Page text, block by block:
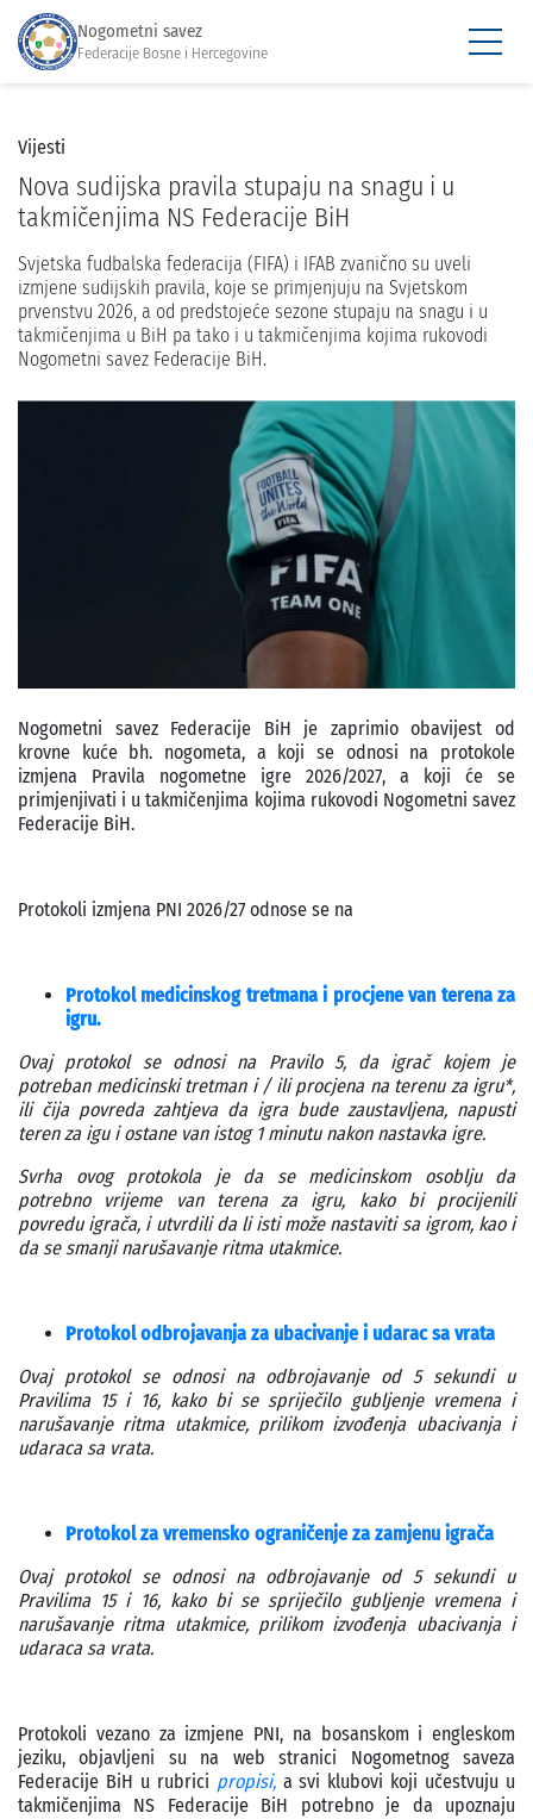
Nogometni savez
Federacije Bosne i Hercegovine
Vijesti
Nova sudijska pravila stupaju na snagu i u
takmičenjima NS Federacije BiH
Svjetska fudbalska federacija (FIFA) i IFAB zvanično su uveli
izmjene sudijskih pravila, koje se primjenjuju na Svjetskom
prvenstvu 2026, a od predstojeće sezone stupaju na snagu i u
takmičenjima u BiH pa tako i u takmičenjima kojima rukovodi
Nogometni savez Federacije BiH.
Nogometni savez Federacije BiH je zaprimio obavijest od
krovne kuće bh. nogometa, a koji se odnosi na protokole
izmjena Pravila nogometne igre 2026/2027, a koji će se
primjenjivati i u takmičenjima kojima rukovodi Nogometni savez
Federacije BiH.
Protokoli izmjena PNI 2026/27 odnose se na
Protokol medicinskog tretmana i procjene van terena za
igru.
Ovaj protokol se odnosi na Pravilo 5, da igrač kojem je
potreban medicinski tretman i / ili procjena na terenu za igru*,
ili čija povreda zahtjeva da igra bude zaustavljena, napusti
teren za igu i ostane van istog 1 minutu nakon nastavka igre.
Svrha ovog protokola je da se medicinskom osoblju da
potrebno vrijeme van terena za igru, kako bi procijenili
povredu igrača, i utvrdili da li isti može nastaviti sa igrom, kao i
da se smanji narušavanje ritma utakmice.
Protokol odbrojavanja za ubacivanje i udarac sa vrata
Ovaj protokol se odnosi na odbrojavanje od 5 sekundi u
Pravilima 15 i 16, kako bi se spriječilo gubljenje vremena i
narušavanje ritma utakmice, prilikom izvođenja ubacivanja i
udaraca sa vrata.
Protokol za vremensko ograničenje za zamjenu igrača
Ovaj protokol se odnosi na odbrojavanje od 5 sekundi u
Pravilima 15 i 16, kako bi se spriječilo gubljenje vremena i
narušavanje ritma utakmice, prilikom izvođenja ubacivanja i
udaraca sa vrata.
Protokoli vezano za izmjene PNI, na bosanskom i engleskom
jeziku, objavljeni su na web stranici Nogometnog saveza
Federacije BiH u rubrici propisi,a svi klubovi koji učestvuju u
takmičenjima NS Federacije BiH potrebno je da upoznaju